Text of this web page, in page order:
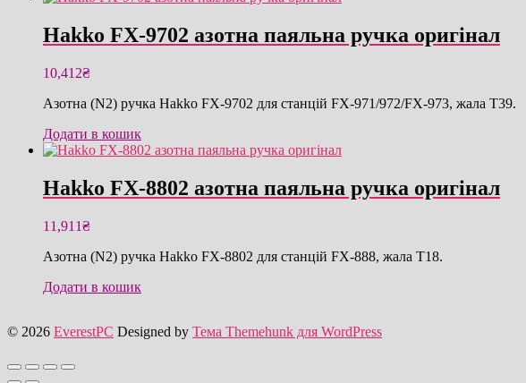
Hakko FX-9702 азотна паяльна ручка оригінал
10,412₴
Азотна (N2) ручка Hakko FX-9702 для станцій FX-971/972/FX-973, жала T39.
Додати в кошик
Hakko FX-8802 азотна паяльна ручка оригінал
11,911₴
Азотна (N2) ручка Hakko FX-8802 для станцій FX-888, жала T18.
Додати в кошик
© 2026 EverestPC Designed by Тема Themehunk для WordPress